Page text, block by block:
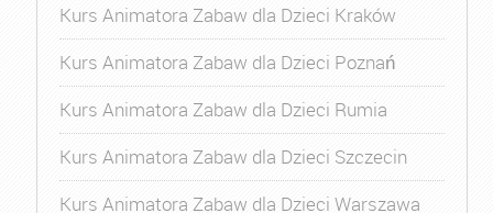
Kurs Animatora Zabaw dla Dzieci Kraków
Kurs Animatora Zabaw dla Dzieci Poznań
Kurs Animatora Zabaw dla Dzieci Rumia
Kurs Animatora Zabaw dla Dzieci Szczecin
Kurs Animatora Zabaw dla Dzieci Warszawa